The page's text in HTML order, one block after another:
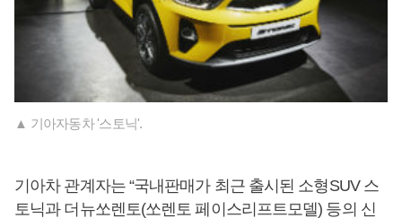
▲ 기아자동차 '스토닉'.
기아차 관계자는 “국내판매가 최근 출시된 소형SUV 스
토닉과 더뉴쏘렌토(쏘렌토 페이스리프트모델) 등의 신